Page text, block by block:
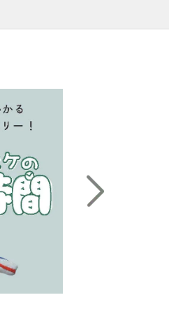
中
子先生
動式の机は結構頑丈
丼は人気メニュー
#カラフルな本棚
たいな
生スタッフ